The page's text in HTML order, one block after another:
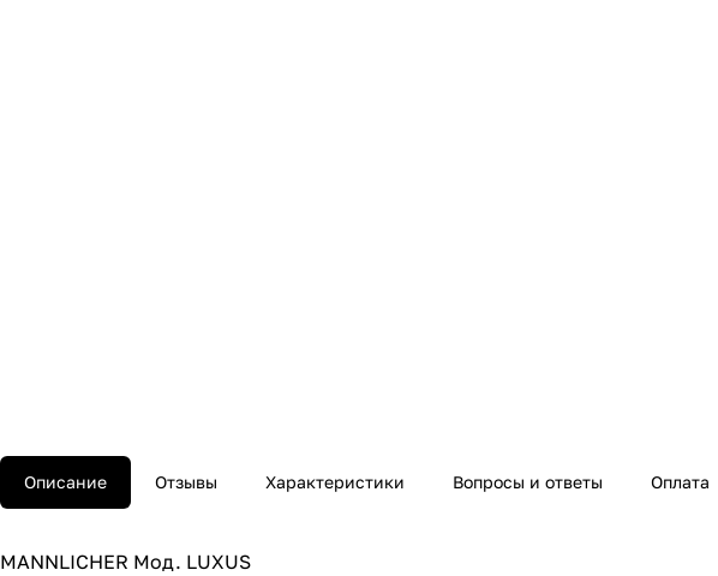
Описание Отзывы Характеристики Вопросы и ответы Оплата
MANNLICHER Мод. LUXUS